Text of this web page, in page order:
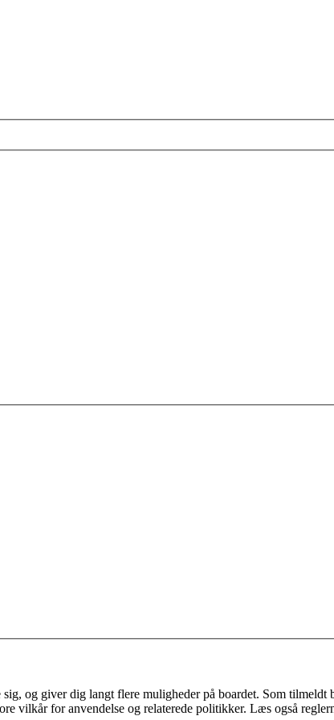
og giver dig langt flere muligheder på boardet. Som tilmeldt
vilkår for anvendelse og relaterede politikker. Læs også